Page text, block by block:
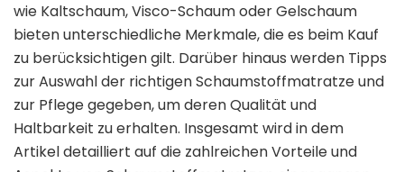
wie Kaltschaum, Visco-Schaum oder Gelschaum
bieten unterschiedliche Merkmale, die es beim Kauf
zu berücksichtigen gilt. Darüber hinaus werden Tipps
zur Auswahl der richtigen Schaumstoffmatratze und
zur Pflege gegeben, um deren Qualität und
Haltbarkeit zu erhalten. Insgesamt wird in dem
Artikel detailliert auf die zahlreichen Vorteile und